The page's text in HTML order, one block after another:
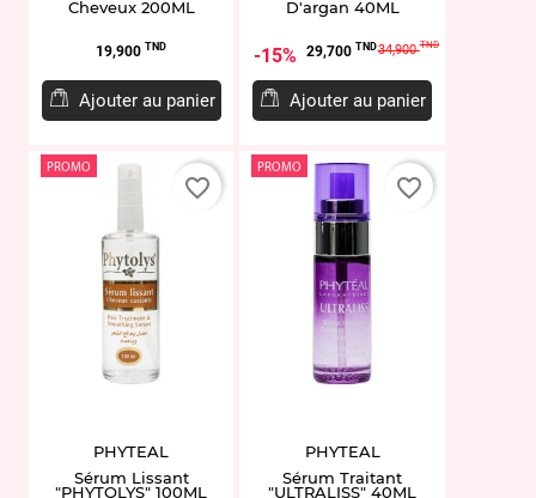
Cheveux 200ML
Prix
19,900 TND
Ajouter au panier
D'argan 40ML
15% Prix
29,700 TNDPrix
base
34,900TND
Ajouter au panier
PROMO
PHYTEAL
Sérum Lissant
"PHYTOLYS" 100ML
favorite_border
PROMO
PHYTEAL
Sérum Traitant
"ULTRALISS" 40ML
favorite_border